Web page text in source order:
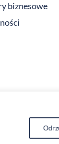
biznesowe